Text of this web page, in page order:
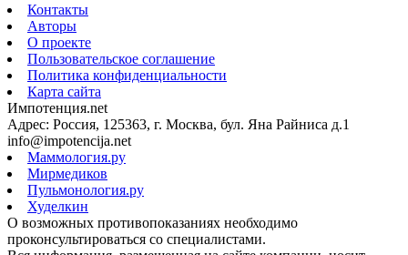
Контакты
Авторы
О проекте
Пользовательское соглашение
Политика конфиденциальности
Карта сайта
Импотенция.net
Адрес: Россия, 125363, г. Москва, бул. Яна Райниса д.1
info@impotencija.net
Маммология.ру
Мирмедиков
Пульмонология.ру
Худелкин
О возможных противопоказаниях необходимо
проконсультироваться со специалистами.